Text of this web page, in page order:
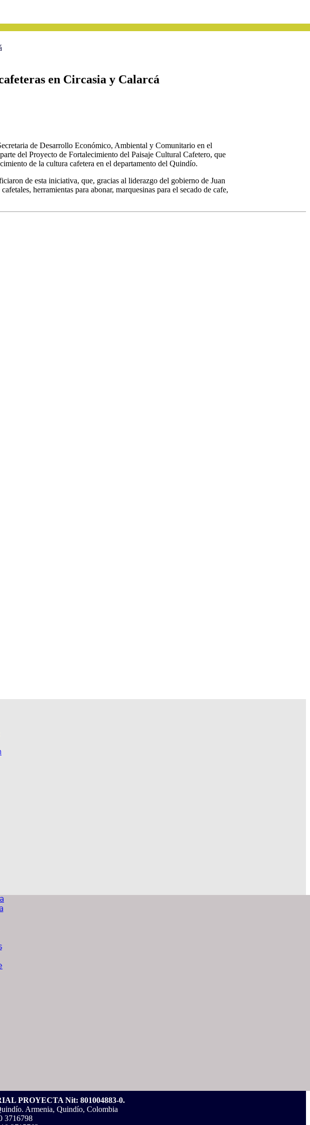
en Circasia y Calarcá
de Desarrollo Económico, Ambiental y Comunitario en el
del Proyecto de Fortalecimiento del Paisaje Cultural Cafetero, que
de la cultura cafetera en el departamento del Quindío.
de esta iniciativa, que, gracias al liderazgo del gobierno de Juan
herramientas para abonar, marquesinas para el secado de cafe,
PROYECTA Nit: 801004883-0.
Armenia, Quindío, Colombia
3716798